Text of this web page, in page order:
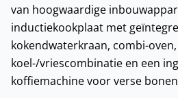
van hoogwaardige
inductiekookplaat met
kokendwaterkraan, combi-
koel-/vriescombinatie en een
koffiemachine voor verse